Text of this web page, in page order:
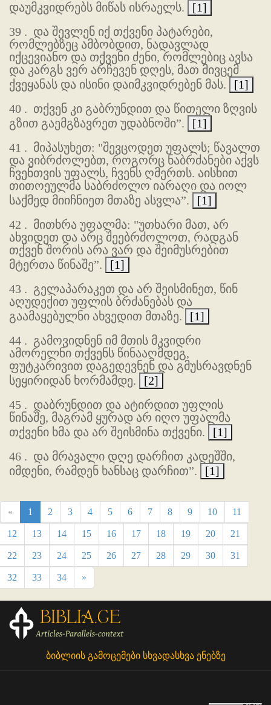
დაუმკვიდრებს მიწას ისრაელს.
[1]
39 . და შევლენ იქ თქვენი პატარები,
რომლებზეც ამბობდით, ნადავლად
იქცევიანო და თქვენი ძენი, რომლებიც ავსა
და კარგს ვერ არჩევენ დღეს, მათ მივცემ
ქვეყანას და ისინი დაიმკვიდრებენ მას.
[1]
40 . თქვენ კი გაბრუნდით და წითელი ზღვის
გზით გაემგზავრეთ უდაბნოში”.
[1]
41 . მიპასუხეთ: "შევცოდეთ უფალს; წავალთ
და ვიბრძოლებთ, როგორც ნაბრძანები აქვს
ჩვენთვის უფალს, ჩვენს ღმერთს. აისხით
თითოეულმა საბრძოლო იარაღი და იოლ
საქმედ მიიჩნიეთ მთაზე ასვლა”.
[1]
42 . მითხრა უფალმა: "უთხარი მათ, არ
ახვიდეთ და არც შეებრძოლოთ, რადგან
თქვენ შორის არა ვარ და შეიმუსრებით
მტერთა წინაშე”.
[1]
43 . გელაპარაკეთ და არ შეისმინეთ, წინ
აღუდექით უფლის ბრძანებას და
გაამაყებულნი ახვედით მთაზე.
[1]
44 . გამოვიდნენ იმ მთის მკვიდრი
ამორელნი თქვენს წინააღმდეგ,
ფუტკარივით დაგედევნენ და გმუსრავდნენ
სეყირიდან ხორმამდე.
[2]
45 . დაბრუნდით და ატირდით უფლის
წინაშე, მაგრამ ყურად არ იღო უფალმა
თქვენი ხმა და არ შეისმინა თქვენი.
[1]
46 . და მრავალი დღე დარჩით კადეშში,
იმდენი, რამდენ ხანსაც დარჩით”.
[1]
« 1 2 3 4 5 6 7 8 9 10 11
12 13 14 15 16 17 18 19 20 21
22 23 24 25 26 27 28 29 30 31
32 33 34 »
ბიბლიის გამოცემები სხვადასხვა ენებზე